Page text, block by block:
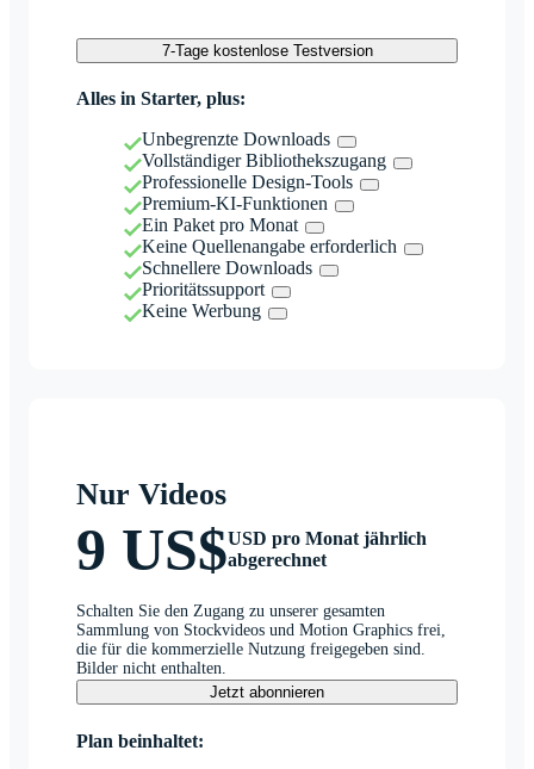
7-Tage kostenlose Testversion
Alles in Starter, plus:
Unbegrenzte Downloads
Vollständiger Bibliothekszugang
Professionelle Design-Tools
Premium-KI-Funktionen
Ein Paket pro Monat
Keine Quellenangabe erforderlich
Schnellere Downloads
Prioritätssupport
Keine Werbung
Nur Videos
9 US$USD pro Monat jährlich
abgerechnet
Schalten Sie den Zugang zu unserer gesamten
Sammlung von Stockvideos und Motion Graphics frei,
die für die kommerzielle Nutzung freigegeben sind.
Bilder nicht enthalten.
Jetzt abonnieren
Plan beinhaltet: